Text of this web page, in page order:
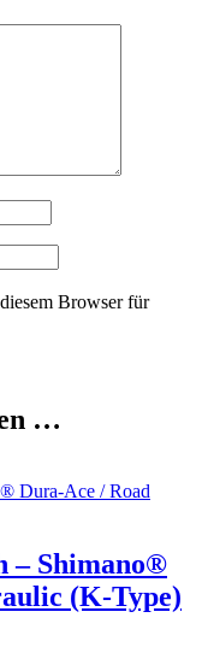
Browser für
…
– Shimano®
(K-Type)